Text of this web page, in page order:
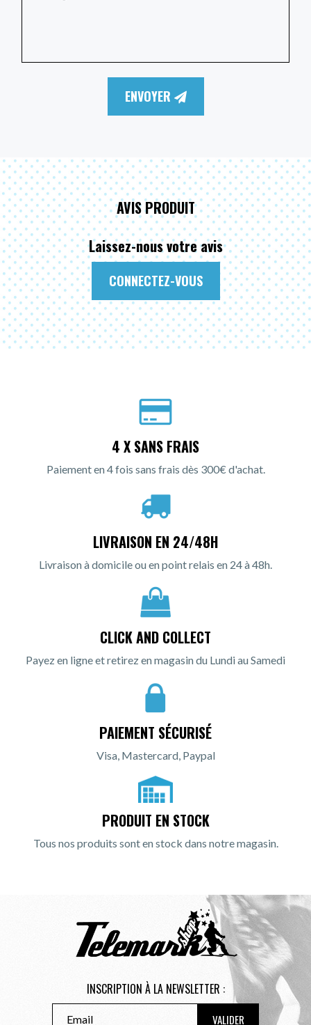
ENVOYER
AVIS PRODUIT
Laissez-nous votre avis
CONNECTEZ-VOUS
4 X SANS FRAIS
Paiement en 4 fois sans frais dès 300€ d'achat.
LIVRAISON EN 24/48H
Livraison à domicile ou en point relais en 24 à 48h.
CLICK AND COLLECT
Payez en ligne et retirez en magasin du Lundi au Samedi
PAIEMENT SÉCURISÉ
Visa, Mastercard, Paypal
PRODUIT EN STOCK
Tous nos produits sont en stock dans notre magasin.
INSCRIPTION À LA NEWSLETTER :